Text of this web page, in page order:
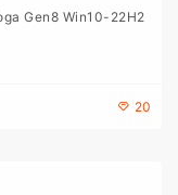
Gen8 Win10-22H2
20